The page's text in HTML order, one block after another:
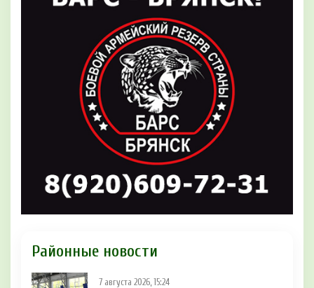
Районные новости
7 августа 2026, 15:24